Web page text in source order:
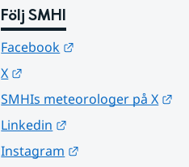
Följ SMHI
Facebook
X
SMHIs meteorologer på X
Linkedin
Instagram